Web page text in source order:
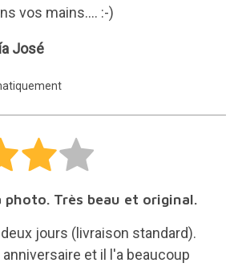
vos mains.... :-)
José
photo. Très beau et original.
jours (livraison standard).
et il l'a beaucoup